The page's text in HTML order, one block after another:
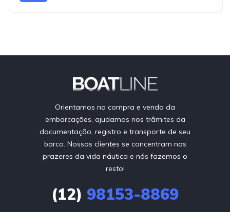
Orientamos na compra e venda da
embarcações, ajudamos nos trâmites da
documentação, registro e transporte de seu
barco. Nossos clientes se concentram nos
prazeres da vida náutica e nós fazemos o
resto!
(12) 98153-8869